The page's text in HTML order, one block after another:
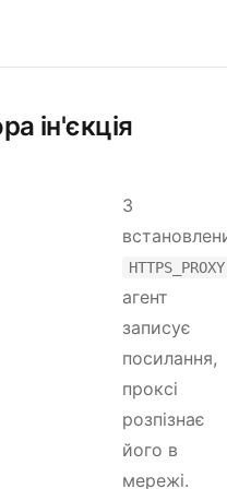
ін'єкція
З
HTTPS_PROXY
агент
записує
посилання,
проксі
розпізнає
його в
мережі.